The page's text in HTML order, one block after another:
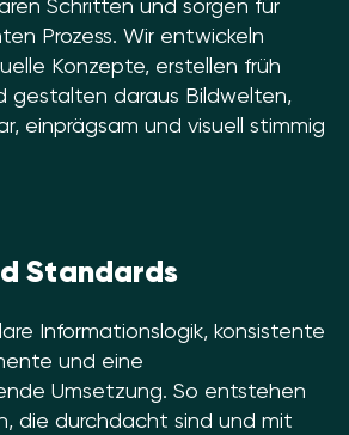
Schritten und sorgen für
Prozess. Wir entwickeln
Konzepte, erstellen früh
gestalten daraus Bildwelten,
einprägsam und visuell stimmig
Standards
Informationslogik, konsistente
und eine
Umsetzung. So entstehen
die durchdacht sind und mit